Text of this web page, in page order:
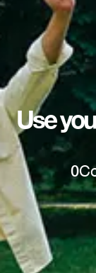
Use
0